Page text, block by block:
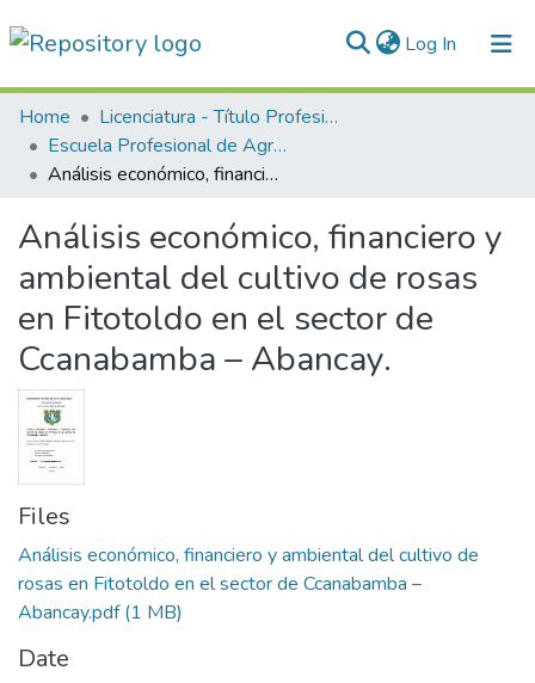
Log In (current)
Communities & Collections
All of DSpace
Normativas
Home
Licenciatura - Título Profesional
Escuela Profesional de Agronomía
Análisis económico, financiero y ambiental del cultivo de rosas en Fitotoldo en el sector de Ccanabamba – Abancay.
Análisis económico, financiero y
ambiental del cultivo de rosas
en Fitotoldo en el sector de
Ccanabamba – Abancay.
Files
Análisis económico, financiero y ambiental del cultivo de
rosas en Fitotoldo en el sector de Ccanabamba –
Abancay.pdf(1 MB)
Date